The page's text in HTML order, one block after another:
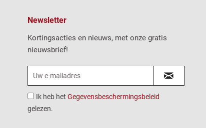
Newsletter
Kortingsacties en nieuws, met onze gratis
nieuwsbrief!
Ik heb het Gegevensbeschermingsbeleid
gelezen.